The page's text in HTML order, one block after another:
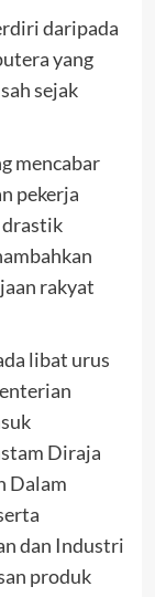
daripada
yang
sejak
mencabar
pekerja
drastik
rakyat
libat urus
Diraja
Dalam
dan Industri
produk